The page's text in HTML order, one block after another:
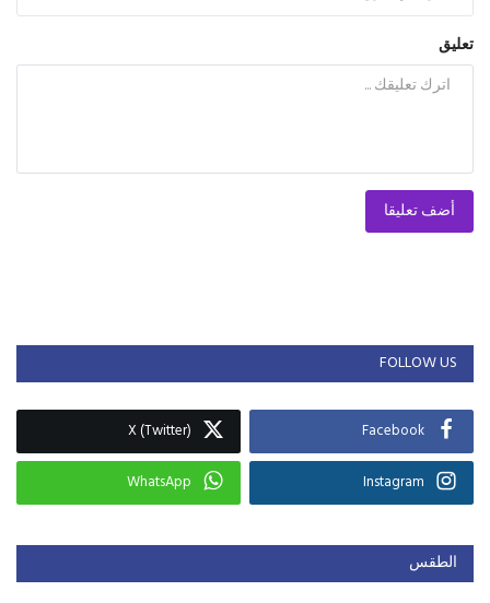
تعليق
أضف تعليقا
FOLLOW US
Facebook
X (Twitter)
Instagram
WhatsApp
الطقس